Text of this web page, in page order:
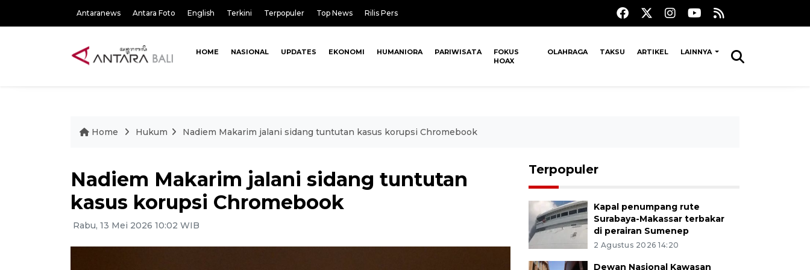
Antaranews Antara Foto English Terkini Terpopuler Top News Rilis Pers
HOME NASIONAL UPDATES EKONOMI HUMANIORA PARIWISATA
FOKUS
HOAX
OLAHRAGA TAKSU ARTIKEL LAINNYA
Home Hukum Nadiem Makarim jalani sidang tuntutan kasus korupsi Chromebook
Nadiem Makarim jalani sidang tuntutan
kasus korupsi Chromebook
Rabu, 13 Mei 2026 10:02 WIB
Terpopuler
Kapal penumpang rute
Surabaya-Makassar terbakar
di perairan Sumenep
2 Agustus 2026 14:20
Dewan Nasional Kawasan